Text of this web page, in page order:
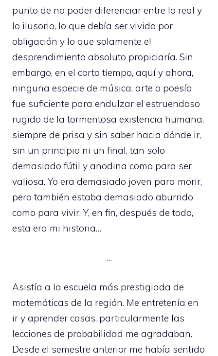
punto de no poder diferenciar entre lo real y
lo ilusorio, lo que debía ser vivido por
obligación y lo que solamente el
desprendimiento absoluto propiciaría. Sin
embargo, en el corto tiempo, aquí y ahora,
ninguna especie de música, arte o poesía
fue suficiente para endulzar el estruendoso
rugido de la tormentosa existencia humana,
siempre de prisa y sin saber hacia dónde ir,
sin un principio ni un final, tan solo
demasiado fútil y anodina como para ser
valiosa. Yo era demasiado joven para morir,
pero también estaba demasiado aburrido
como para vivir. Y, en fin, después de todo,
esta era mi historia…
…
Asistía a la escuela más prestigiada de
matemáticas de la región. Me entretenía en
ir y aprender cosas, particularmente las
lecciones de probabilidad me agradaban.
Desde el semestre anterior me había sentido